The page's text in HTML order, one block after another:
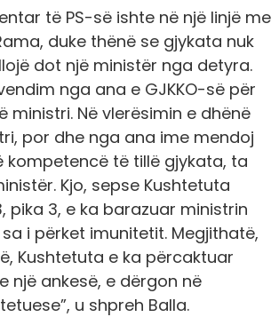
të PS-së ishte në një linjë me
duke thënë se gjykata nuk
dot një ministër nga detyra.
nga ana e GJKKO-së për
ministri. Në vlerësimin e dhënë
por dhe nga ana ime mendoj
kompetencë të tillë gjykata, ta
Kjo, sepse Kushtetuta
pika 3, e ka barazuar ministrin
i përket imunitetit. Megjithatë,
Kushtetuta e ka përcaktuar
një ankesë, e dërgon në
u shpreh Balla.